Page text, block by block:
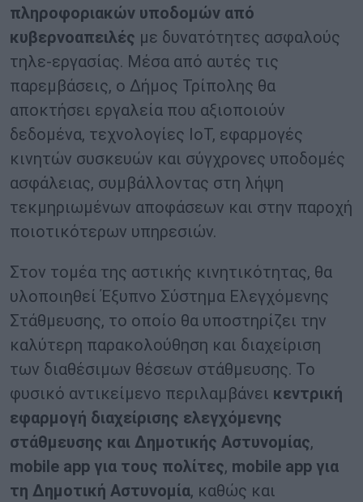
πληροφοριακών υποδομών από
κυβερνοαπειλές με δυνατότητες ασφαλούς
τηλε-εργασίας. Μέσα από αυτές τις
παρεμβάσεις, ο Δήμος Τρίπολης θα
αποκτήσει εργαλεία που αξιοποιούν
δεδομένα, τεχνολογίες IoT, εφαρμογές
κινητών συσκευών και σύγχρονες υποδομές
ασφάλειας, συμβάλλοντας στη λήψη
τεκμηριωμένων αποφάσεων και στην παροχή
ποιοτικότερων υπηρεσιών.
Στον τομέα της αστικής κινητικότητας, θα
υλοποιηθεί Έξυπνο Σύστημα Ελεγχόμενης
Στάθμευσης, το οποίο θα υποστηρίζει την
καλύτερη παρακολούθηση και διαχείριση
των διαθέσιμων θέσεων στάθμευσης. Το
φυσικό αντικείμενο περιλαμβάνει κεντρική
εφαρμογή διαχείρισης ελεγχόμενης
στάθμευσης και Δημοτικής Αστυνομίας,
mobile app για τους πολίτες, mobile app για
τη Δημοτική Αστυνομία, καθώς και